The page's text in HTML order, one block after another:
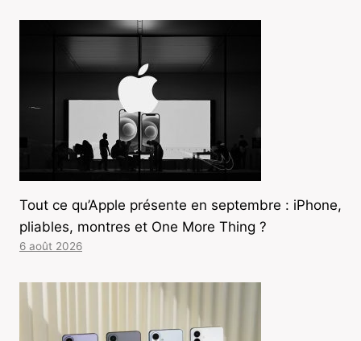
Tout ce qu’Apple présente en septembre : iPhone,
pliables, montres et One More Thing ?
6 août 2026